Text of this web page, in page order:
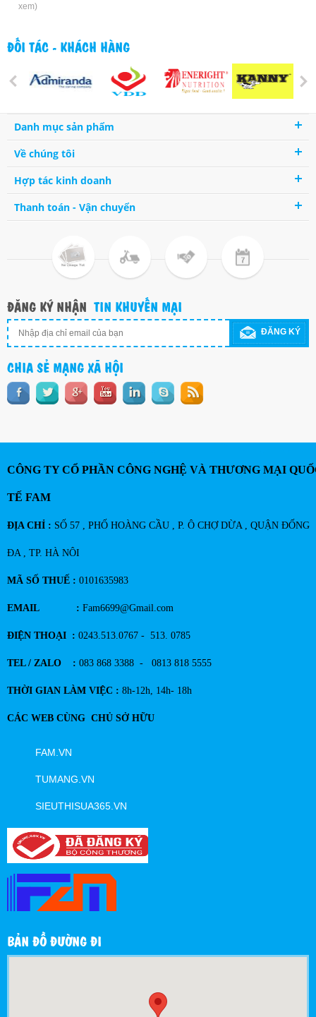
xem)
ĐỐI TÁC - KHÁCH HÀNG
Danh mục sản phẩm
Về chúng tôi
Hợp tác kinh doanh
Thanh toán - Vận chuyển
ĐĂNG KÝ NHẬN TIN KHUYẾN MẠI
ĐĂNG KÝ
CHIA SẺ MẠNG XÃ HỘI
CÔNG TY CỔ PHẦN CÔNG NGHỆ VÀ THƯƠNG MẠI
TẾ FAM
ĐỊA CHỈ : SỐ 57 , PHỐ HOÀNG CẦU , P. Ô CHỢ DỪA , QUẬN ĐỐNG
ĐA , TP. HÀ NÔI
MÃ SỐ THUẾ : 0101635983
EMAIL : Fam6699@Gmail.com
ĐIỆN THOẠI : 0243.513.0767 - 513. 0785
TEL / ZALO : 083 868 3388 - 0813 818 5555
THỜI GIAN LÀM VIỆC : 8h-12h, 14h- 18h
CÁC WEB CÙNG CHỦ SỞ HỮU
FAM.VN
TUMANG.VN
SIEUTHISUA365.VN
BẢN ĐỒ ĐƯỜNG ĐI